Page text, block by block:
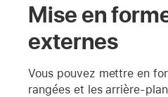
Mise en
externes
Vous pouvez mettre en
rangées et les arrière-